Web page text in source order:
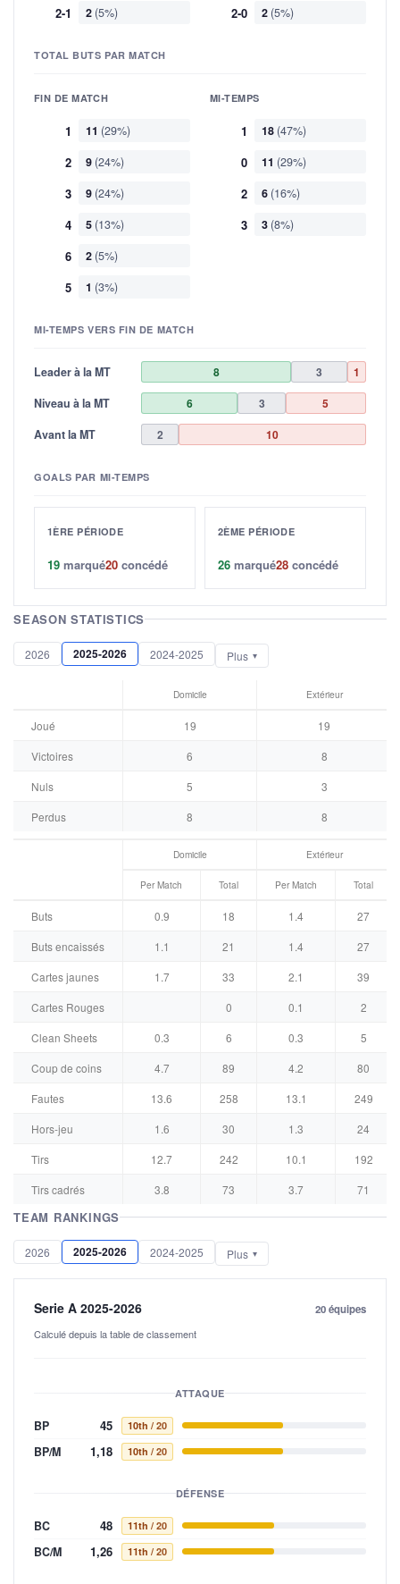
2-1 2 (5%) 2-0 2 (5%)
TOTAL BUTS PAR MATCH
FIN DE MATCH
1 11 (29%)
2 9 (24%)
3 9 (24%)
4 5 (13%)
6 2 (5%)
5 1 (3%)
MI-TEMPS
1 18 (47%)
0 11 (29%)
2 6 (16%)
3 3 (8%)
MI-TEMPS VERS FIN DE MATCH
Leader à la MT 8 3
1
Niveau à la MT
6 3
5
Avant la MT
2 10
GOALS PAR MI-TEMPS
1ÈRE PÉRIODE
19 marqué20 concédé
2ÈME PÉRIODE
26 marqué28 concédé
SEASON STATISTICS
2026 2025-2026 2024-2025 Plus
Domicile Extérieur
Joué 19
19
Victoires
6
8
Nuls
5
3
Perdus
8 8
Domicile Extérieur
Per Match Total Per Match Total
Buts 0.9 18 1.4
27
Buts encaissés
1.1 21 1.4
27
Cartes jaunes
1.7 33 2.1
39
Cartes Rouges
0 0.1
2
Clean Sheets
0.3 6 0.3
5
Coup de coins
4.7 89 4.2
80
Fautes
13.6 258 13.1
249
Hors-jeu
1.6 30 1.3
24
Tirs
12.7 242 10.1
192
Tirs cadrés
3.8 73 3.7 71
TEAM RANKINGS
2026 2025-2026 2024-2025 Plus
Serie A 2025-2026
Calculé depuis la table de classement
20 équipes
ATTAQUE
BP 45 10th / 20
BP/M 1,18 10th / 20
DÉFENSE
BC 48 11th / 20
BC/M 1,26 11th / 20